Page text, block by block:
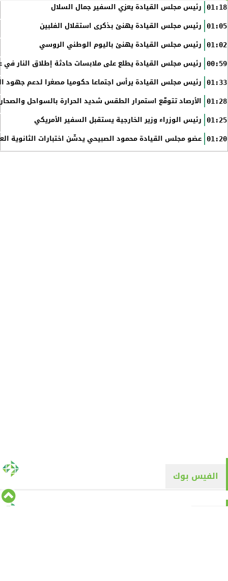
01:18 رئيس مجلس القيادة يعزي السفير جمال السلال
01:05 رئيس مجلس القيادة يهنئ بذكرى استقلال الفلبين
01:02 رئيس مجلس القيادة يهنئ باليوم الوطني الروسي
00:59 رئيس مجلس القيادة يطلع على ملابسات حادثة إطلاق النار في
01:33 رئيس مجلس القيادة يرأس اجتماعا حكوميا مصغرا لدعم جهود
01:28 الأرصاد تتوقّع استمرار الطقس شديد الحرارة بالسواحل
01:25 رئيس الوزراء وزير الخارجية يستقبل السفير الأمريكي
01:20 عضو مجلس القيادة محمود الصبيحي يدشّن اختبارات الثانوية
الفيس بوك